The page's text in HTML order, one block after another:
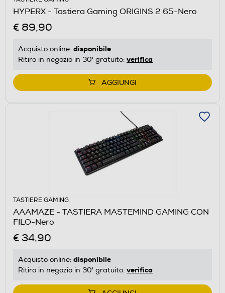
HYPERX - Tastiera Gaming ORIGINS 2 65-Nero
€ 89,90
Acquisto online: disponibile
Ritiro in negozio in 30' gratuito: verifica
AGGIUNGI
TASTIERE GAMING
AAAMAZE - TASTIERA MASTEMIND GAMING CON
FILO-Nero
€ 34,90
Acquisto online: disponibile
Ritiro in negozio in 30' gratuito: verifica